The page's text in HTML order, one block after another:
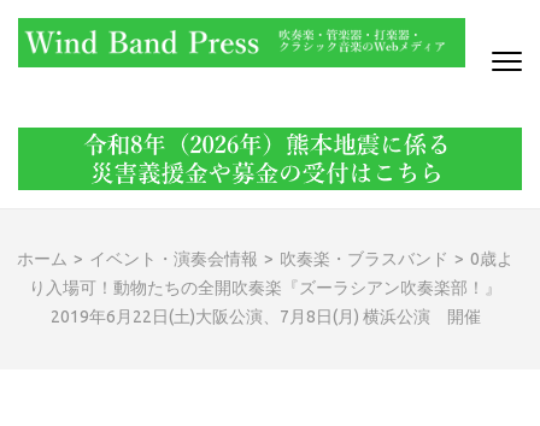
(Enter
ホーム > イベント・演奏会情報 > 吹奏楽・ブラスバンド > 0歳よ
り入場可！動物たちの全開吹奏楽『ズーラシアン吹奏楽部！』
2019年6月22日(土)大阪公演、7月8日(月) 横浜公演 開催